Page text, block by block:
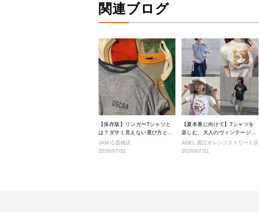
関連ブログ
【保存版】リンガーTシャツと
は？ダサく見えない選び方と着
こなし完全ガイド
JAM 心斎橋店
2026/07/31
【夏本番に向けて】Tシャツを
楽しむ、大人のヴィンテージス
タイル
ADEL 堀江オレンジストリート店
2026/07/31